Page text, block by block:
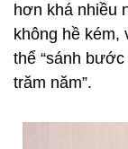
hơn khá nhiều
không hề
thể “sánh
trăm năm”.